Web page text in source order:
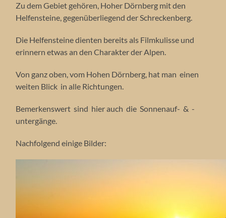
Zu dem Gebiet gehören, Hoher Dörnberg mit den
Helfensteine, gegenüberliegend der Schreckenberg.
Die Helfensteine dienten bereits als Filmkulisse und
erinnern etwas an den Charakter der Alpen.
Von ganz oben, vom Hohen Dörnberg, hat man einen
weiten Blick in alle Richtungen.
Bemerkenswert sind hier auch die Sonnenauf- & -
untergänge.
Nachfolgend einige Bilder: